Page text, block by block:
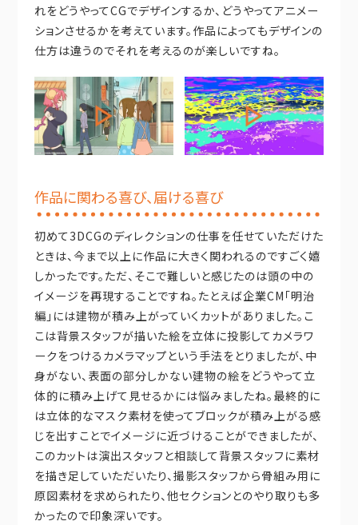
れをどうやってCGでデザインするか、どうやってアニメー
ションさせるかを考えています。作品によってもデザインの
仕方は違うのでそれを考えるのが楽しいですね。
作品に関わる喜び、届ける喜び
初めて3DCGのディレクションの仕事を任せていただけた
ときは、今まで以上に作品に大きく関われるのですごく嬉
しかったです。ただ、そこで難しいと感じたのは頭の中の
イメージを再現することですね。たとえば企業CM「明治
編」には建物が積み上がっていくカットがありました。こ
こは背景スタッフが描いた絵を立体に投影してカメラワ
ークをつけるカメラマップという手法をとりましたが、中
身がない、表面の部分しかない建物の絵をどうやって立
体的に積み上げて見せるかには悩みましたね。最終的に
は立体的なマスク素材を使ってブロックが積み上がる感
じを出すことでイメージに近づけることができましたが、
このカットは演出スタッフと相談して背景スタッフに素材
を描き足していただいたり、撮影スタッフから骨組み用に
原図素材を求められたり、他セクションとのやり取りも多
かったので印象深いです。